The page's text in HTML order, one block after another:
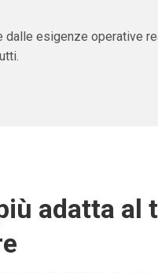
esigenze operative
adatta al